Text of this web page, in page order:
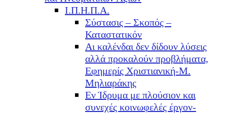
Ι.Π.Η.Π.Α.
Σύστασις – Σκοπός –
Καταστατικόν
Αι καλένδαι δεν δίδουν λύσεις
αλλά προκαλούν προβλήματα,
Εφημερίς Χριστιανική-Μ.
Μηλιαράκης
Εν Ίδρυμα με πλούσιον και
συνεχές κοινωφελές έργον-